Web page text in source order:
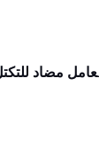
عامل مضاد